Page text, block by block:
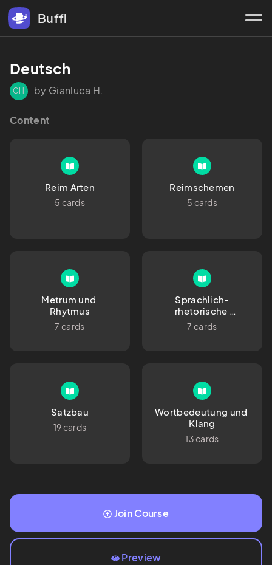
Buffl
Deutsch
GH by Gianluca H.
Content
Reim Arten
5 cards
Reimschemen
5 cards
Metrum und
Rhytmus
7 cards
Sprachlich-
rhetorische
Gestaltung
7 cards
Satzbau
19 cards
Wortbedeutung und
Klang
13 cards
Join Course
Preview